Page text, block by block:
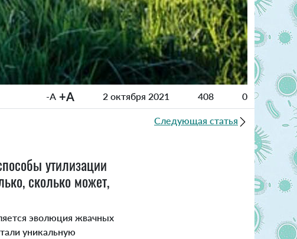
-A +A 2 октября 2021 408 0
Следующая статья
утилизации
сколько может,
эволюция жвачных
уникальную